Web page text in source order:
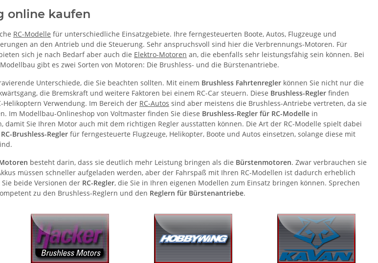
online kaufen
RC-Modelle für unterschiedliche Einsatzgebiete. Ihre ferngesteuerten Boote, Autos, Flugzeuge und
an den Antrieb und die Steuerung. Sehr anspruchsvoll sind hier die Verbrennungs-Motoren. Für
sich je nach Bedarf aber auch die Elektro-Motoren an, die ebenfalls sehr leistungsfähig sein können. Bei
gibt es zwei Sorten von Motoren: Die Brushless- und die Bürstenantriebe.
Unterschiede, die Sie beachten sollten. Mit einem Brushless Fahrtenregler können Sie nicht nur die
die Bremskraft und weitere Faktoren bei einem RC-Car steuern. Diese Brushless-Regler finden
Helikoptern Verwendung. Im Bereich der RC-Autos sind aber meistens die Brushless-Antriebe vertreten, da sie
Im Modellbau-Onlineshop von Voltmaster finden Sie diese Brushless-Regler für RC-Modelle in
damit Sie Ihren Motor auch mit dem richtigen Regler ausstatten können. Die Art der RC-Modelle spielt dabei
RC-Brushless-Regler für ferngesteuerte Flugzeuge, Helikopter, Boote und Autos einsetzen, solange diese mit
besteht darin, dass sie deutlich mehr Leistung bringen als die Bürstenmotoren. Zwar verbrauchen sie
müssen schneller aufgeladen werden, aber der Fahrspaß mit Ihren RC-Modellen ist dadurch erheblich
beide Versionen der RC-Regler, die Sie in Ihren eigenen Modellen zum Einsatz bringen können. Sprechen
zu den Brushless-Reglern und den Reglern für Bürstenantriebe.